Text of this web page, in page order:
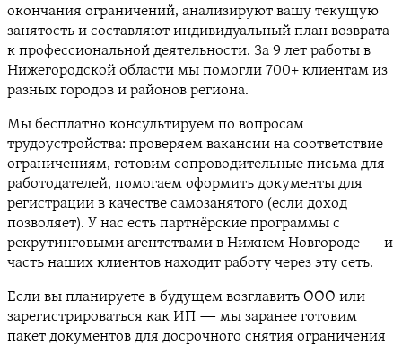
окончания ограничений, анализируют вашу текущую
занятость и составляют индивидуальный план возврата
к профессиональной деятельности. За 9 лет работы в
Нижегородской области мы помогли 700+ клиентам из
разных городов и районов региона.
Мы бесплатно консультируем по вопросам
трудоустройства: проверяем вакансии на соответствие
ограничениям, готовим сопроводительные письма для
работодателей, помогаем оформить документы для
регистрации в качестве самозанятого (если доход
позволяет). У нас есть партнёрские программы с
рекрутинговыми агентствами в Нижнем Новгороде — и
часть наших клиентов находит работу через эту сеть.
Если вы планируете в будущем возглавить ООО или
зарегистрироваться как ИП — мы заранее готовим
пакет документов для досрочного снятия ограничения